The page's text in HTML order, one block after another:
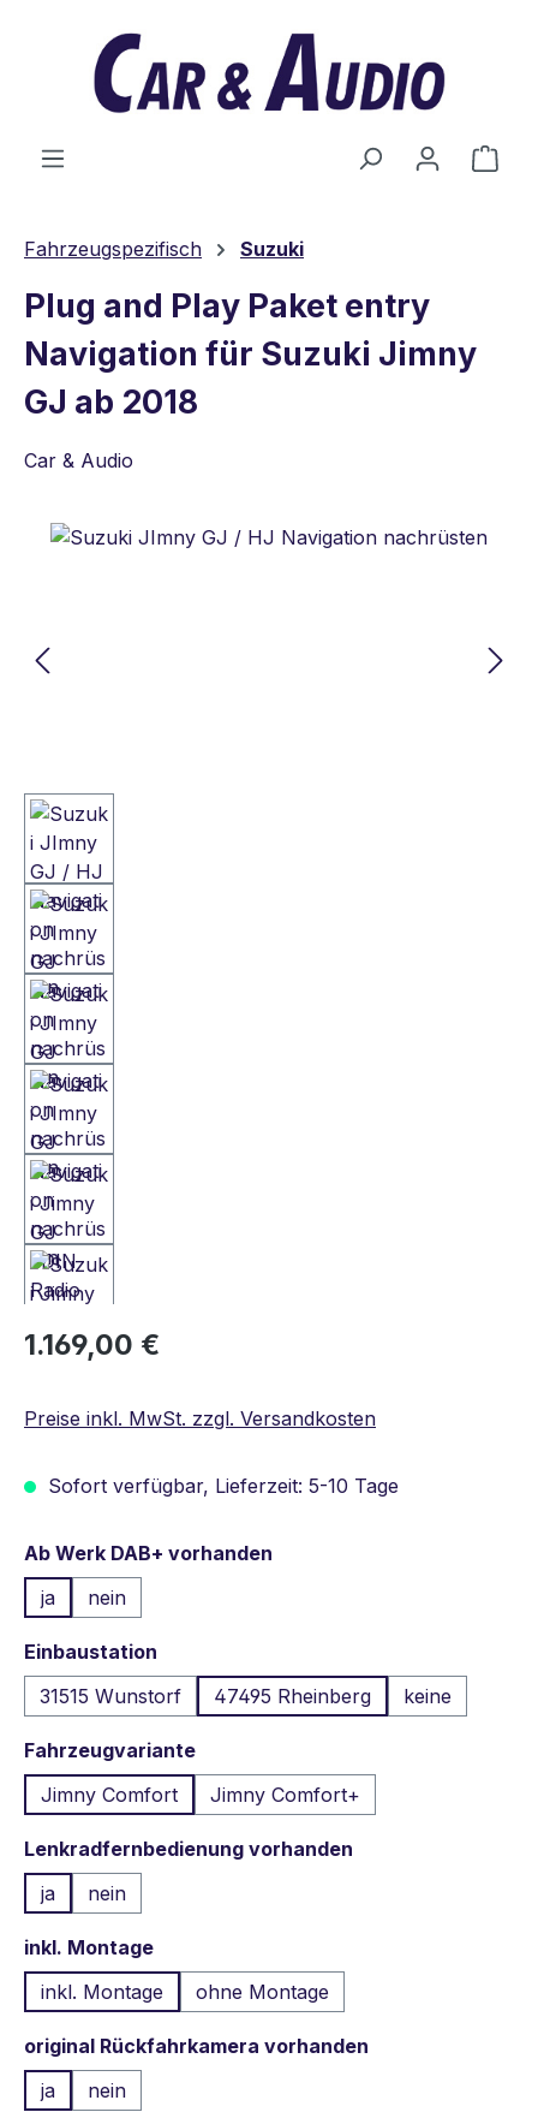
Zum Hauptinhalt springen
Fahrzeugspezifisch Suzuki
Plug and Play Paket entry
Navigation für Suzuki Jimny
GJ ab 2018
Car & Audio
Bildergalerie überspringen
Regulärer Preis:
1.169,00 €
Preise inkl. MwSt. zzgl. Versandkosten
Sofort verfügbar, Lieferzeit: 5-10 Tage
Ab Werk DAB+ vorhanden
ja
nein
Einbaustation
31515 Wunstorf
47495 Rheinberg keine
Fahrzeugvarianteauswählen
Jimny Comfort
Jimny Comfort+
Lenkradfernbedienung vorhanden
ja
nein
inkl. Montageauswählen
inkl. Montage
ohne Montage
original Rückfahrkamera vorhanden
ja
nein